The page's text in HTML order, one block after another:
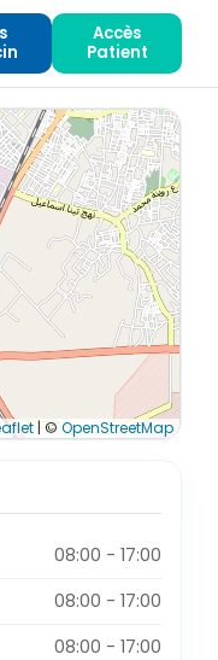
Accès
Patient
|©OpenStreetMap
08:00 - 17:00
08:00 - 17:00
08:00 - 17:00